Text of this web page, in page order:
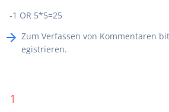
-1 OR 5*5=25
Zum Verfassen von Kommentaren
egistrieren.
1